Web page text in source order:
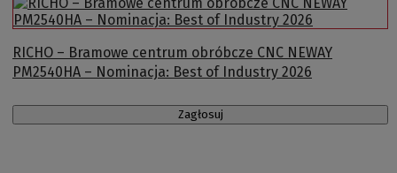
RICHO – Bramowe centrum obróbcze CNC NEWAY
PM2540HA – Nominacja: Best of Industry 2026
Zagłosuj